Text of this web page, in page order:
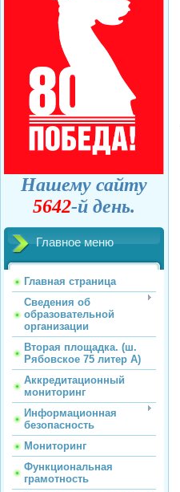
Нашему сайту
5642-й день.
Главное меню
Главная страница
Сведения об
образовательной
организации
Вторая площадка. (ш.
Рябовское 75 литер А)
Аккредитационный
мониторинг
Информационная
безопасность
Мониторинг
Функциональная
грамотность